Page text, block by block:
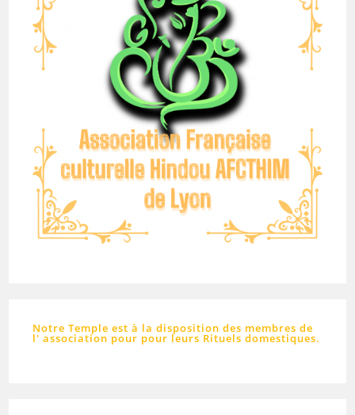
Notre Temple est à la disposition des membres de
l' association pour pour leurs Rituels domestiques.